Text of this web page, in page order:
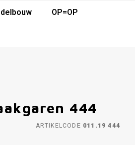
OP=OP
444
ARTIKELCODE 011.19 444